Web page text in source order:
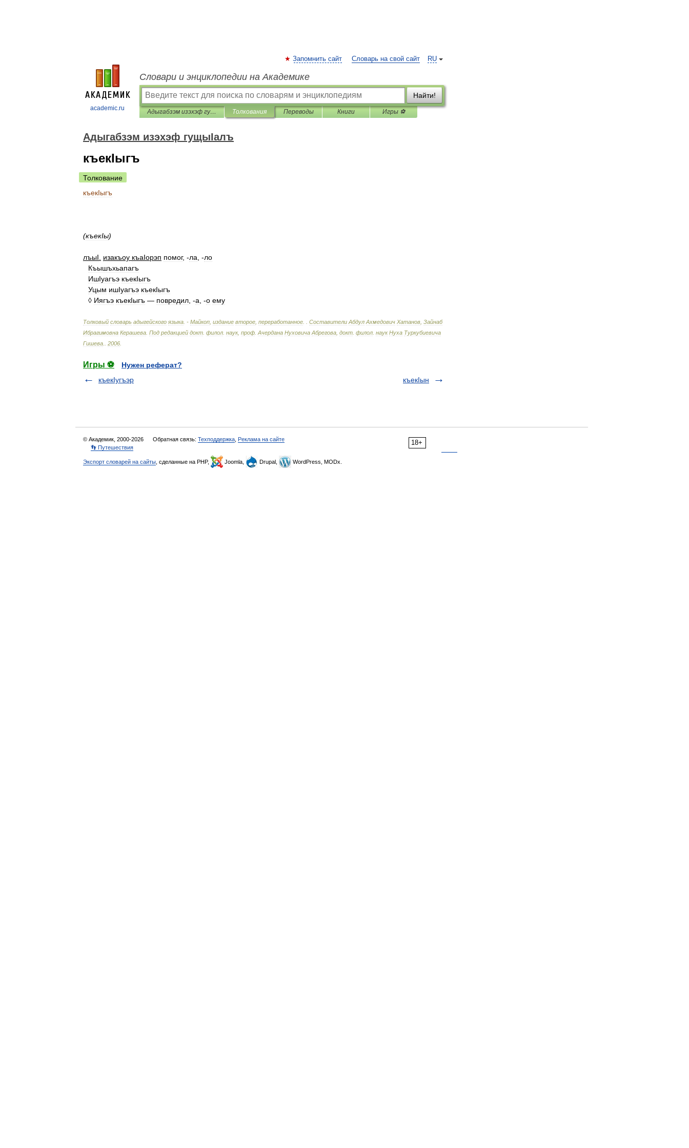
academic.ru
RU
Запомнить сайт Словарь на свой сайт
Словари и энциклопедии на Академике
Найти!
Адыгабзэм изэхэф гущыIалъ Толкования Переводы Книги Игры ⚽
Адыгабзэм изэхэф гущыIалъ
къекIыгъ
Толкование
къекIыгъ
(къекIы)
лъыI изакъоу къаIорэп помог, -ла , -ло
Къышъхьапагъ
ИшIуагъэ къекIыгъ
Уцым ишIуагъэ къекIыгъ
◊ Иягъэ къекIыгъ — повредил , -а , -о ему
Толковый словарь адыгейского языка . - Майкоп издание второе переработанное Составители Абдул Ахмедович Хатанов Зайнаб
Ибрагимовна Керашева Под редакцией докт филол наук, проф Ачердана Нуховича Абрегова докт филол наук Нуха Туркубиевича
Гишева
2006
Игры ⚽
Нужен реферат?
къекIугъэр
къекIын
18+
© Академик, 2000-2026 Обратная связь: Техподдержка Реклама на сайте
👣 Путешествия
Экспорт словарей на сайты , сделанные на PHP, Joomla, Drupal, WordPress, MODx.